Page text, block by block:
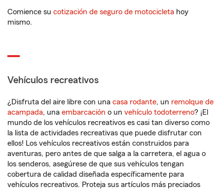
Comience su cotización de seguro de motocicleta hoy
mismo.
Vehículos recreativos
¿Disfruta del aire libre con una casa rodante, un remolque de
acampada, una embarcación o un vehículo todoterreno? ¡El
mundo de los vehículos recreativos es casi tan diverso como
la lista de actividades recreativas que puede disfrutar con
ellos! Los vehículos recreativos están construidos para
aventuras, pero antes de que salga a la carretera, el agua o
los senderos, asegúrese de que sus vehículos tengan
cobertura de calidad diseñada específicamente para
vehículos recreativos. Proteja sus artículos más preciados